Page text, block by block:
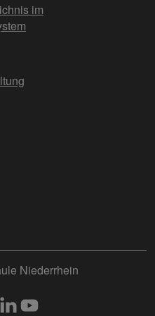
im
Niederrhein